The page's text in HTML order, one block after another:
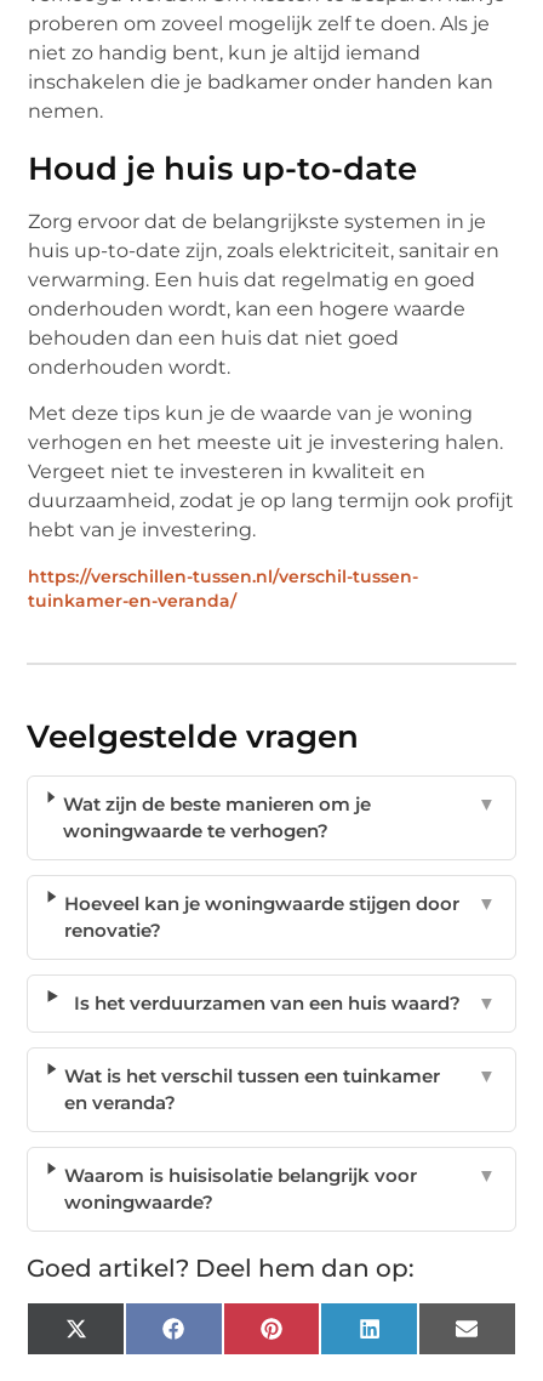
proberen om zoveel mogelijk zelf te doen. Als je
niet zo handig bent, kun je altijd iemand
inschakelen die je badkamer onder handen kan
nemen.
Houd je huis up-to-date
Zorg ervoor dat de belangrijkste systemen in je
huis up-to-date zijn, zoals elektriciteit, sanitair en
verwarming. Een huis dat regelmatig en goed
onderhouden wordt, kan een hogere waarde
behouden dan een huis dat niet goed
onderhouden wordt.
Met deze tips kun je de waarde van je woning
verhogen en het meeste uit je investering halen.
Vergeet niet te investeren in kwaliteit en
duurzaamheid, zodat je op lang termijn ook profijt
hebt van je investering.
https://verschillen-tussen.nl/verschil-tussen-
tuinkamer-en-veranda/
Veelgestelde vragen
Wat zijn de beste manieren om je
woningwaarde te verhogen?
▼
Hoeveel kan je woningwaarde stijgen door
renovatie?
▼
Is het verduurzamen van een huis waard? ▼
Wat is het verschil tussen een tuinkamer
en veranda?
▼
Waarom is huisisolatie belangrijk voor
woningwaarde?
▼
Goed artikel? Deel hem dan op:
X
(Twitter)
Facebook Pinterest LinkedIn Email